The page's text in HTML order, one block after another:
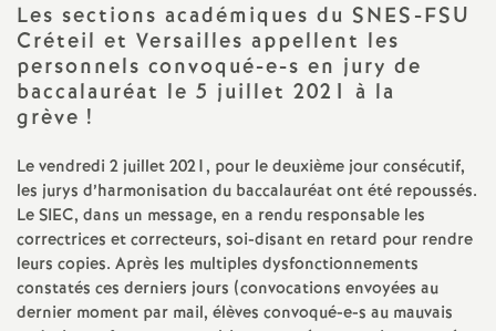
i
o
n
a
l
Les sections académiques du SNES-FSU
Créteil et Versailles appellent les
personnels convoqué-e-s en jury de
baccalauréat le 5 juillet 2021 à la
grève !
Le vendredi 2 juillet 2021, pour le deuxième jour consécutif,
les jurys d’harmonisation du baccalauréat ont été repoussés.
LeSIEC, dans un message, en a rendu responsable les
correctrices et correcteurs, soi-disant en retard pour rendre
leurs copies. Après les multiples dysfonctionnements
constatés ces derniers jours (convocations envoyées au
dernier moment par mail, élèves convoqué-e-s au mauvais